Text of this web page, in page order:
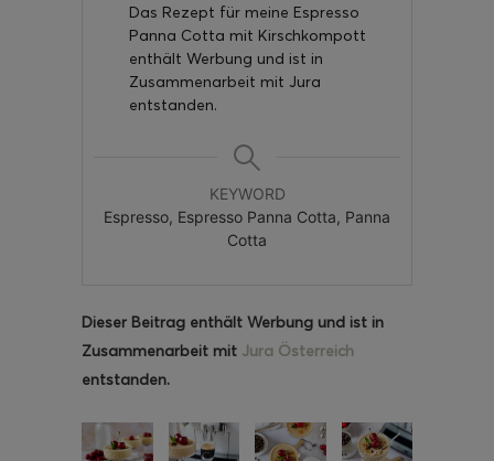
Das Rezept für meine Espresso
Panna Cotta mit Kirschkompott
enthält Werbung und ist in
Zusammenarbeit mit Jura
entstanden.
KEYWORD
Espresso, Espresso Panna Cotta, Panna
Cotta
Dieser Beitrag enthält Werbung und ist in
Zusammenarbeit mit Jura Österreich
entstanden.